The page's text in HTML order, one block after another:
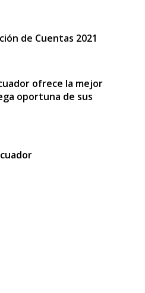
de Cuentas 2021
ofrece la mejor
oportuna de sus